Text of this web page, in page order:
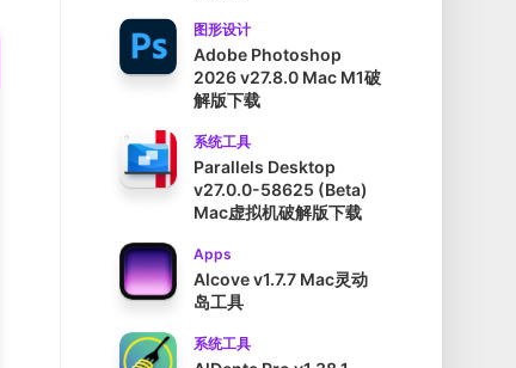
图形设计
Adobe Photoshop
2026 v27.8.0 Mac M1破
解版下载
系统工具
Parallels Desktop
v27.0.0-58625 (Beta)
Mac虚拟机破解版下载
Apps
Alcove v1.7.7 Mac灵动
岛工具
系统工具